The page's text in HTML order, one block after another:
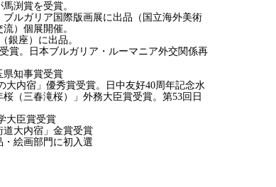
渕賞を受賞。
ルガリア国際版画展に出品（国立海外美術
）個展開催。
銀座）に出品。
賞。日本ブルガリア・ルーマニア外交関係再
県知事賞受賞
大内宿」優秀賞受賞。日中友好40周年記念水
（三春滝桜）」外務大臣賞受賞。第53回日
大臣賞受賞
道大内宿」金賞受賞
・絵画部門に初入選